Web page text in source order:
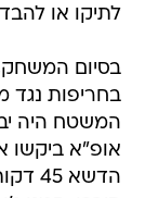
לתיקו או
בסיום
בחריפות
המשטח היה
אופ"א ביקשו